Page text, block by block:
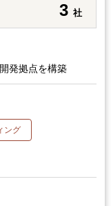
3 社
発拠点を構築
ング